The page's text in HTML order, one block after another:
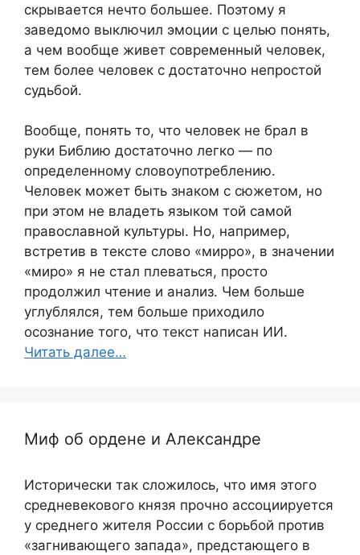
скрывается нечто большее. Поэтому я
заведомо выключил эмоции с целью понять,
а чем вообще живет современный человек,
тем более человек с достаточно непростой
судьбой.
Вообще, понять то, что человек не брал в
руки Библию достаточно легко — по
определенному словоупотреблению.
Человек может быть знаком с сюжетом, но
при этом не владеть языком той самой
православной культуры. Но, например,
встретив в тексте слово «мирро», в значении
«миро» я не стал плеваться, просто
продолжил чтение и анализ. Чем больше
углублялся, тем больше приходило
осознание того, что текст написан ИИ.
Читать далее…
Миф об ордене и Александре
Исторически так сложилось, что имя этого
средневекового князя прочно ассоциируется
у среднего жителя России с борьбой против
«загнивающего запада», предстающего в